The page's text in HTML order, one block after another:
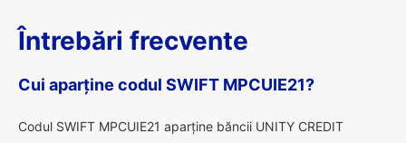
Întrebări frecvente
Cui aparține codul SWIFT MPCUIE21?
Codul SWIFT MPCUIE21 aparține băncii UNITY CREDIT